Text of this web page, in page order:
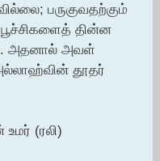
பருகுவதற்கும்
பூச்சிகளைத் தின்ன
அதனால் அவள்
தூதர்
(ரலி)